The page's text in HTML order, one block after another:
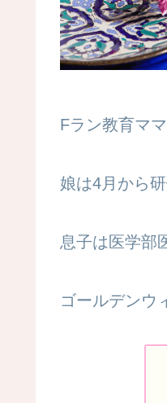
Fラン教育マ
娘は4月から研
息子は医学部
ゴールデンウ